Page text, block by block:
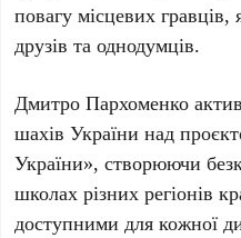
повагу місцевих
друзів та однодумців.
Дмитро Пархоменко
шахів України над
України», створюючи
школах різних регіонів
доступними для кожної